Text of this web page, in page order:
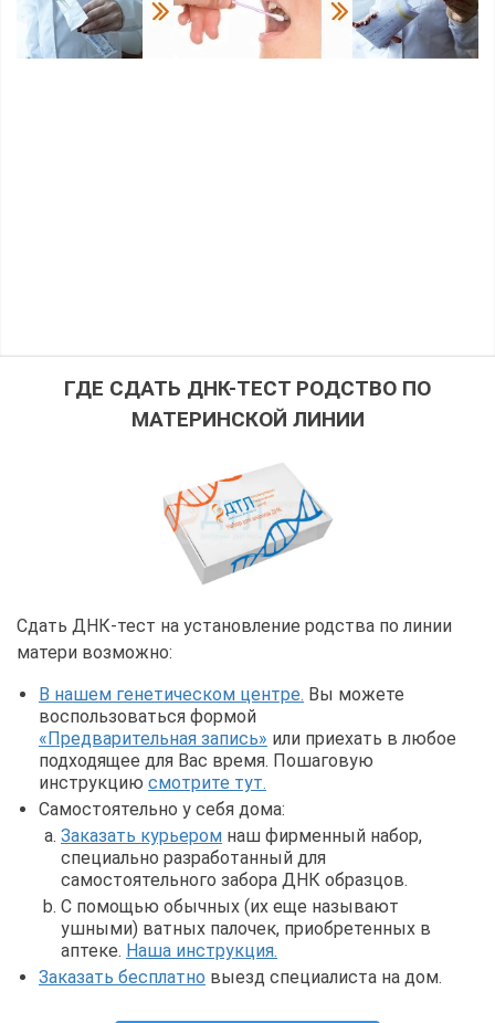
ГДЕ СДАТЬ ДНК-ТЕСТ РОДСТВО ПО
МАТЕРИНСКОЙ ЛИНИИ
Сдать ДНК-тест на установление родства по линии
матери возможно:
В нашем генетическом центре. Вы можете
воспользоваться формой
«Предварительная запись» или приехать в любое
подходящее для Вас время. Пошаговую
инструкцию смотрите тут.
Самостоятельно у себя дома:
Заказать курьером наш фирменный набор,
специально разработанный для
самостоятельного забора ДНК образцов.
С помощью обычных (их еще называют
ушными) ватных палочек, приобретенных в
аптеке. Наша инструкция.
Заказать бесплатно выезд специалиста на дом.